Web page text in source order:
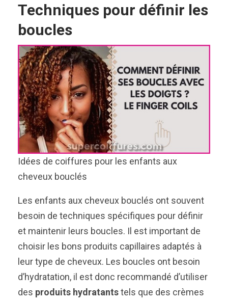
Techniques pour définir les
boucles
Idées de coiffures pour les enfants aux
cheveux bouclés
Les enfants aux cheveux bouclés ont souvent
besoin de techniques spécifiques pour définir
et maintenir leurs boucles. Il est important de
choisir les bons produits capillaires adaptés à
leur type de cheveux. Les boucles ont besoin
d’hydratation, il est donc recommandé d’utiliser
des produits hydratantstels que des crèmes